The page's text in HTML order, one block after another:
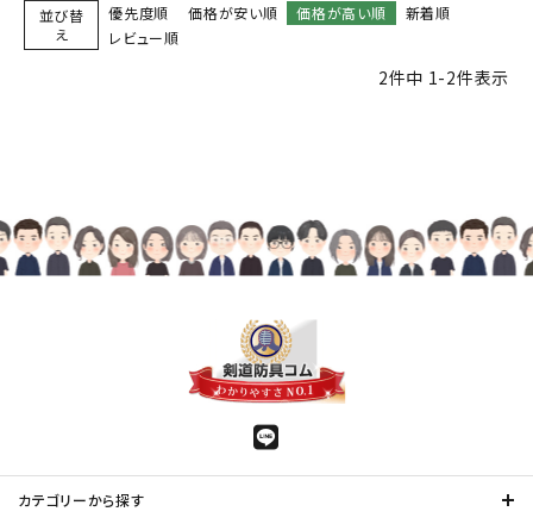
並び替
え
優先度順 価格が安い順 価格が高い順
新着順
レビュー順
2件中 1-2件表示
カテゴリーから探す